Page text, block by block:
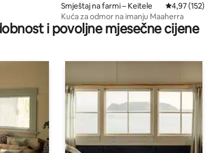
Smještaj na farmi – Keitele Prosječna
4,97 (152)
Kuća za odmor na imanju Maaherra
i povoljne mjesečne cijene